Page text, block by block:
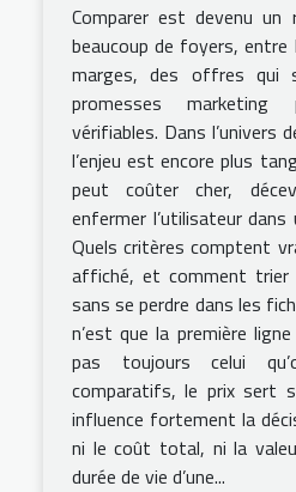
Comparer est devenu un
beaucoup de foyers, entre
marges, des offres qui
promesses marketing
vérifiables. Dans l’univers
l’enjeu est encore plus
peut coûter cher,
enfermer l’utilisateur
Quels critères comptent
affiché, et comment trier
sans se perdre dans les
n’est que la première
pas toujours celui
comparatifs, le prix sert
influence fortement la
ni le coût total, ni la
durée de vie d’une...